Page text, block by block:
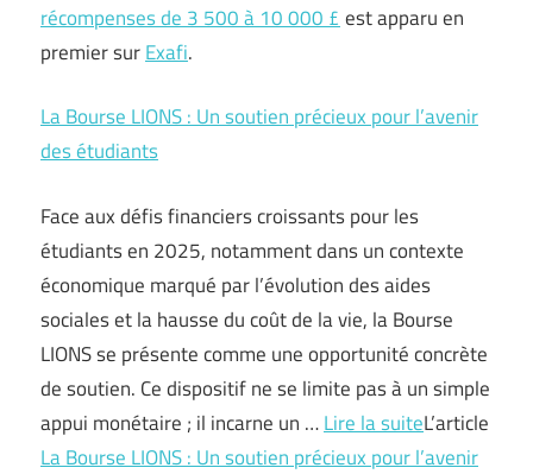
récompenses de 3 500 à 10 000 £ est apparu en
premier surExafi.
La Bourse LIONS : Un soutien précieux pour l’avenir
des étudiants
Face aux défis financiers croissants pour les
étudiants en 2025, notamment dans un contexte
économique marqué par l’évolution des aides
sociales et la hausse du coût de la vie, la Bourse
LIONS se présente comme une opportunité concrète
de soutien. Ce dispositif ne se limite pas à un simple
appui monétaire ; il incarne un …Lire la suiteL’article
La Bourse LIONS : Un soutien précieux pour l’avenir